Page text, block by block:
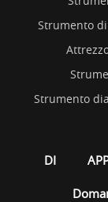
Strumento
Strumento
DI